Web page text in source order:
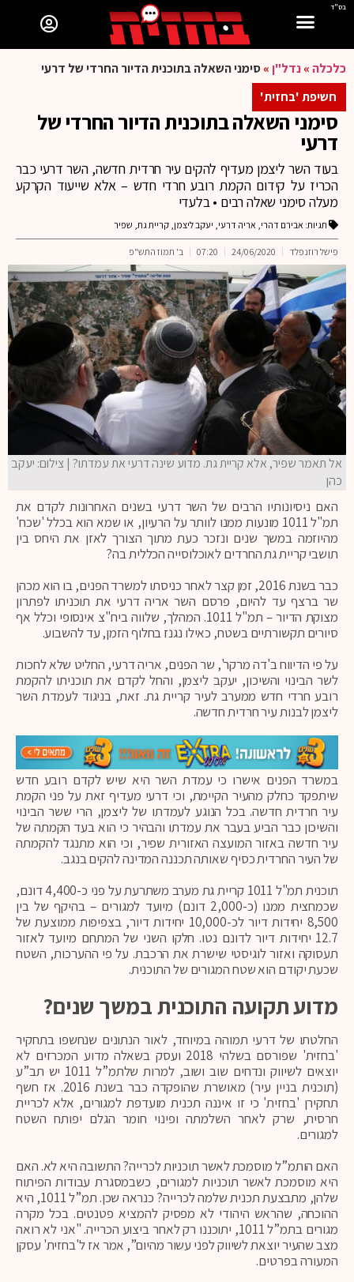
בס"ד
כלכלה »נדל"ן»סימני השאלה בתוכנית הדיור החרדי של דרעי
חשיפת 'בחזית'
סימני השאלה בתוכנית הדיור החרדי של
דרעי
בעוד השר ליצמן מעדיף להקים עיר חרדית חדשה, השר דרעי כבר
הכריז על קידום הקמת רובע חרדי חדש – אלא שייעוד הקרקע
מעלה סימני שאלה רבים • בלעדי
תגיות: אבירם דהרי, אריה דרעי, יעקב ליצמן, קריית גת, שפיר
פישל רוזנפלד 24/06/2020
07:20 ב' תמוז התש"פ
אל תאמר שפיר, אלא קריית גת. מדוע שינה דרעי את עמדתו? | צילום: יעקב
כהן
האם ניסיונותיו הרבים של השר דרעי בשנים האחרונות לקדם את
תמ"ל 1011 מונעות ממנו לוותר על הרעיון, או שמא הוא בכלל 'שכח'
מהיוזמה במשך שנים ונזכר כעת מתוך הצורך לאזן את היחס בין
תושבי קריית גת החרדים לאוכלוסייה הכללית בה?
כבר בשנת 2016, זמן קצר לאחר כניסתו למשרד הפנים, בו הוא מכהן
שר ברצף עד להיום, פרסם השר אריה דרעי את תוכניתו לפתרון
מצוקת הדיור – תמ"ל 1011. המהלך, שלווה ביח"צ אינסופי וכלל אף
סיורים תקשורתיים בשטח, כאילו נגנז בחלוף הזמן, עד להשבוע.
על פי הדיווח ב'דה מרקר', שר הפנים, אריה דרעי, החליט שלא לחכות
לשר הבינוי והשיכון, יעקב ליצמן, והחל לקדם את תוכניתו להקמת
רובע חרדי חדש ממערב לעיר קריית גת. זאת, בניגוד לעמדת השר
ליצמן לבנות עיר חרדית חדשה.
במשרד הפנים אישרו כי עמדת השר היא שיש לקדם רובע חדש
שיתפקד כחלק מהעיר הקיימת, וכי דרעי מעדיף זאת על פני הקמת
עיר חרדית חדשה. בכל הנוגע לעמדתו של ליצמן, הרי ששר הבינוי
והשיכון כבר הביע בעבר את עמדתו והבהיר כי הוא בעד הקמתה של
עיר חדשה באזור המועצה האזורית שפיר, וכי הוא מתנגד להקמתה
של העיר החרדית כסיף שאותה תכננה המדינה להקים בנגב.
תוכנית תמ"ל 1011 קריית גת מערב משתרעת על פני כ-4,400 דונם,
שכמחצית ממנו (כ-2,000 דונם) מיועד למגורים – בהיקף של בין
8,500 יחידות דיור לכ-10,000 יחידות דיור, בצפיפות ממוצעת של
12.7 יחידות דיור לדונם נטו. חלקו השני של המתחם מיועד לאזור
תעסוקה ואזור לוגיסטי שישרת את הרכבת. על פי ההערכות, השטח
שכעת יקודם הוא שטח המגורים של התוכנית.
מדוע תקועה התוכנית במשך שנים?
החלטתו של דרעי תמוהה במיוחד, לאור הנתונים שנחשפו בתחקיר
'בחזית' שפורסם בשלהי 2018 ועסק בשאלה מדוע המכרזים לא
יוצאים לשיווק ונדחים שוב ושוב, למרות שלתמ”ל 1011 יש תב”ע
(תוכנית בניין עיר) מאושרת שהופקדה כבר בשנת 2016. אז חשף
תחקירן 'בחזית' כי זו איננה תכנית מועדפת למגורים, אלא לכריית
חרסית, שרק לאחר השלמתה ופינוי חומר הגלם יפותח השטח
למגורים.
האם הותמ”ל מוסמכת לאשר תוכניות לכרייה? התשובה היא לא. האם
היא מוסמכת לאשר תוכניות למגורים, כשבמסגרת עבודות הפיתוח
שלהן, מתבצעת תכנית שלמה לכרייה? כנראה שכן. תמ”ל 1011, היא
ההוכחה, שהראש היהודי לא מפסיק להמציא פטנטים. בכל מקרה
מגורים בתמ”ל 1011, יתוכננו רק לאחר ביצוע הכרייה. "אני לא רואה
מצב שהעיר יוצאת לשיווק לפני עשור מהיום”, אמר אז ל'בחזית' עסקן
המעורה בפרטים.